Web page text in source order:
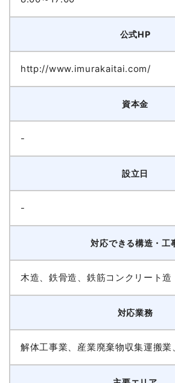
公式HP
http://www.imurakaitai.com/
資本金
-
設立日
-
対応できる構造・工
木造、鉄骨造、鉄筋コンクリート造
対応業務
解体工事業、産業廃棄物収集運搬業